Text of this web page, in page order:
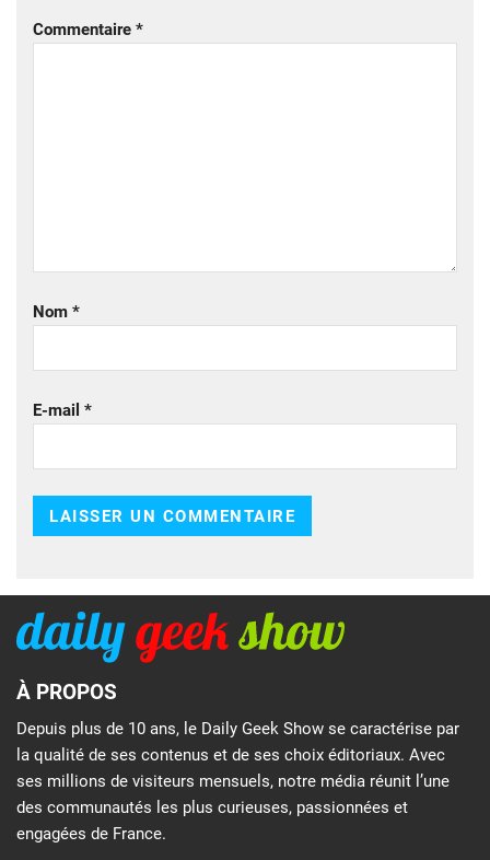
Commentaire *
Nom *
E-mail *
À PROPOS
Depuis plus de 10 ans, le Daily Geek Show se caractérise par
la qualité de ses contenus et de ses choix éditoriaux. Avec
ses millions de visiteurs mensuels, notre média réunit l’une
des communautés les plus curieuses, passionnées et
engagées de France.